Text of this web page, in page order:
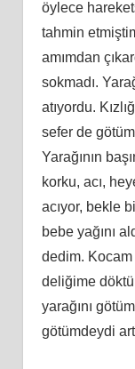
öylece
tahmin
amımdan
sokmadı.
atıyordu.
sefer de
Yarağının
korku, acı,
acıyor, bekle
bebe yağını
dedim. Kocam
deliğime
yarağını
götümdeydi